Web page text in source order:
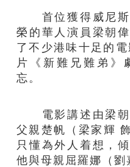
首位獲得威尼斯
榮的華人演員梁朝
了不少港味十足的
片《新難兄難弟》
忘。
電影講述由梁朝
父親楚帆（梁家輝
只懂為外人着想，
他與母親屈羅娜（劉